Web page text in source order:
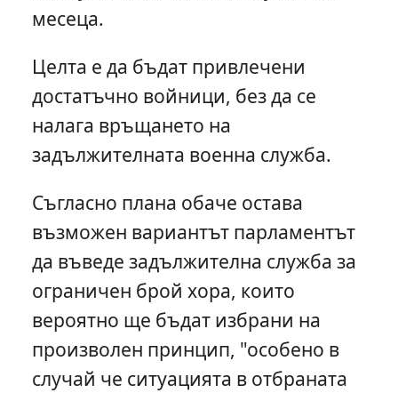
месеца.
Целта е да бъдат привлечени
достатъчно войници, без да се
налага връщането на
задължителната военна служба.
Съгласно плана обаче остава
възможен вариантът парламентът
да въведе задължителна служба за
ограничен брой хора, които
вероятно ще бъдат избрани на
произволен принцип, "особено в
случай че ситуацията в отбраната